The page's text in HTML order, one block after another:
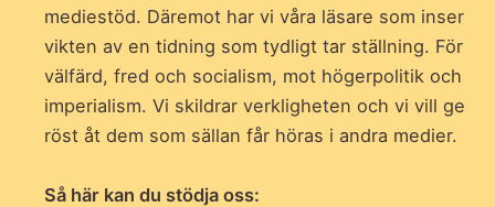
mediestöd. Däremot har vi våra läsare som inser
vikten av en tidning som tydligt tar ställning. För
välfärd, fred och socialism, mot högerpolitik och
imperialism. Vi skildrar verkligheten och vi vill ge
röst åt dem som sällan får höras i andra medier.
Så här kan du stödja oss: